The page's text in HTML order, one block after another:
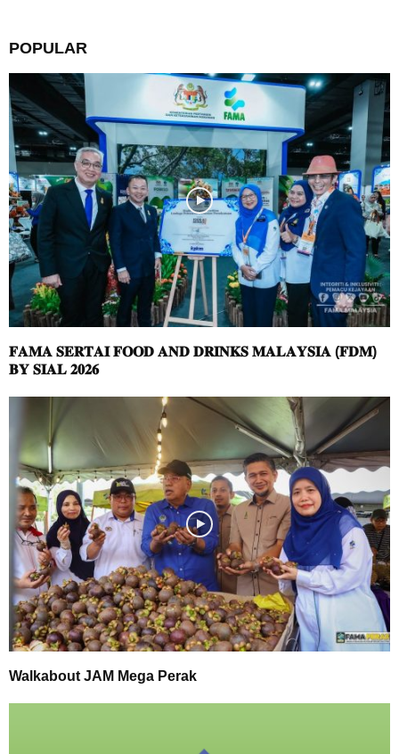
POPULAR
𝐅𝐀𝐌𝐀 𝐒𝐄𝐑𝐓𝐀𝐈 𝐅𝐎𝐎𝐃 𝐀𝐍𝐃 𝐃𝐑𝐈𝐍𝐊𝐒 𝐌𝐀𝐋𝐀𝐘𝐒𝐈𝐀 (𝐅𝐃𝐌)
𝐁𝐘 𝐒𝐈𝐀𝐋 𝟐𝟎𝟐𝟔
Walkabout JAM Mega Perak